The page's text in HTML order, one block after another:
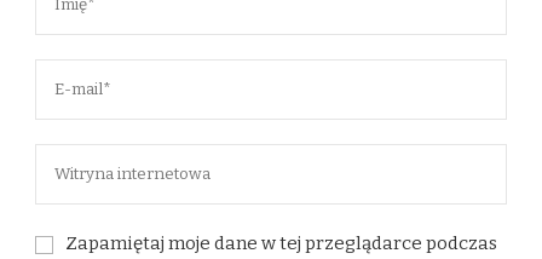
Zapamiętaj moje dane w tej przeglądarce podczas